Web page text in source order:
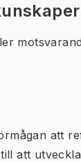
att
att